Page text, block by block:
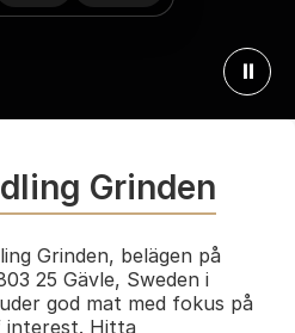
⏸
Grinden
Grinden, belägen på
25 Gävle, Sweden i
god mat med fokus på
interest. Hitta